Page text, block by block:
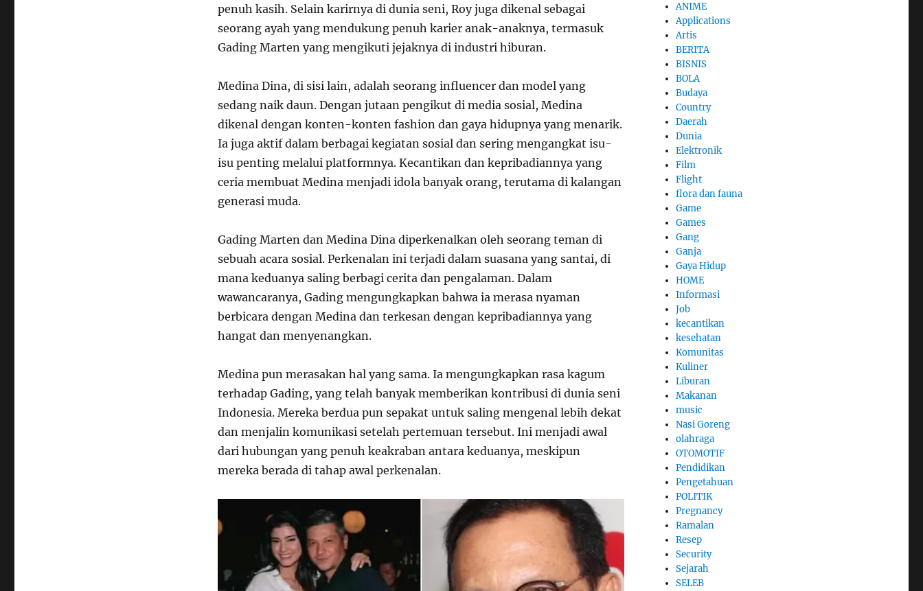
penuh kasih. Selain karirnya di dunia seni, Roy juga dikenal sebagai
seorang ayah yang mendukung penuh karier anak-anaknya, termasuk
Gading Marten yang mengikuti jejaknya di industri hiburan.
Medina Dina, di sisi lain, adalah seorang influencer dan model yang
sedang naik daun. Dengan jutaan pengikut di media sosial, Medina
dikenal dengan konten-konten fashion dan gaya hidupnya yang menarik.
Ia juga aktif dalam berbagai kegiatan sosial dan sering mengangkat isu-
isu penting melalui platformnya. Kecantikan dan kepribadiannya yang
ceria membuat Medina menjadi idola banyak orang, terutama di kalangan
generasi muda.
Gading Marten dan Medina Dina diperkenalkan oleh seorang teman di
sebuah acara sosial. Perkenalan ini terjadi dalam suasana yang santai, di
mana keduanya saling berbagi cerita dan pengalaman. Dalam
wawancaranya, Gading mengungkapkan bahwa ia merasa nyaman
berbicara dengan Medina dan terkesan dengan kepribadiannya yang
hangat dan menyenangkan.
Medina pun merasakan hal yang sama. Ia mengungkapkan rasa kagum
terhadap Gading, yang telah banyak memberikan kontribusi di dunia seni
Indonesia. Mereka berdua pun sepakat untuk saling mengenal lebih dekat
dan menjalin komunikasi setelah pertemuan tersebut. Ini menjadi awal
dari hubungan yang penuh keakraban antara keduanya, meskipun
mereka berada di tahap awal perkenalan.
ANIME
Applications
Artis
BERITA
BISNIS
BOLA
Budaya
Country
Daerah
Dunia
Elektronik
Film
Flight
flora dan fauna
Game
Games
Gang
Ganja
Gaya Hidup
HOME
Informasi
Job
kecantikan
kesehatan
Komunitas
Kuliner
Liburan
Makanan
music
Nasi Goreng
olahraga
OTOMOTIF
Pendidikan
Pengetahuan
POLITIK
Pregnancy
Ramalan
Resep
Security
Sejarah
SELEB